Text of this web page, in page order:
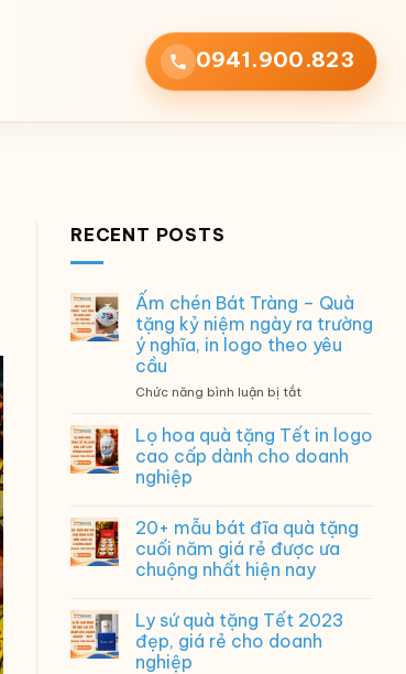
0941.900.823
RECENT POSTS
Ấm chén Bát Tràng – Quà
tặng kỷ niệm ngày ra trường
ý nghĩa, in logo theo yêu
cầu
Chức năng bình luận bị tắtở
chén
Bát
Tràng
tặng
kỷ
niệm
ngày
trường
nghĩa,
Lọ hoa quà tặng Tết in logo
cao cấp dành cho doanh
nghiệp
20+ mẫu bát đĩa quà tặng
cuối năm giá rẻ được ưa
chuộng nhất hiện nay
Ly sứ quà tặng Tết 2023
đẹp, giá rẻ cho doanh
nghiệp